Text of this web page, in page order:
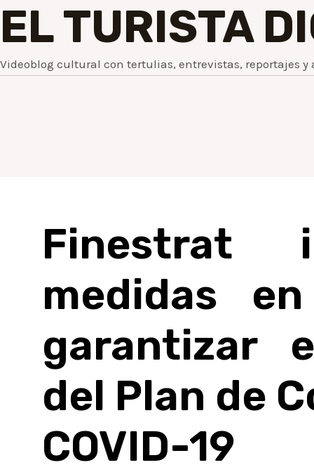
EL TURISTA
Videoblog cultural con tertulias, entrevistas, reportajes y
Finestrat
medidas
garantizar
del Plan de
COVID-19